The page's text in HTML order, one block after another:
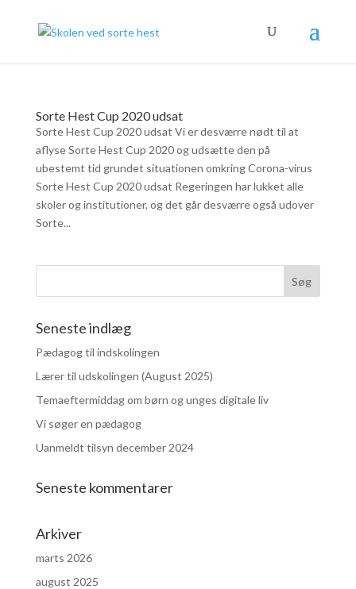
Sorte Hest Cup 2020 udsat
Sorte Hest Cup 2020 udsat Vi er desværre nødt til at
aflyse Sorte Hest Cup 2020 og udsætte den på
ubestemt tid grundet situationen omkring Corona-virus
Sorte Hest Cup 2020 udsat Regeringen har lukket alle
skoler og institutioner, og det går desværre også udover
Sorte...
Seneste indlæg
Pædagog til indskolingen
Lærer til udskolingen (August 2025)
Temaeftermiddag om børn og unges digitale liv
Vi søger en pædagog
Uanmeldt tilsyn december 2024
Seneste kommentarer
Arkiver
marts 2026
august 2025